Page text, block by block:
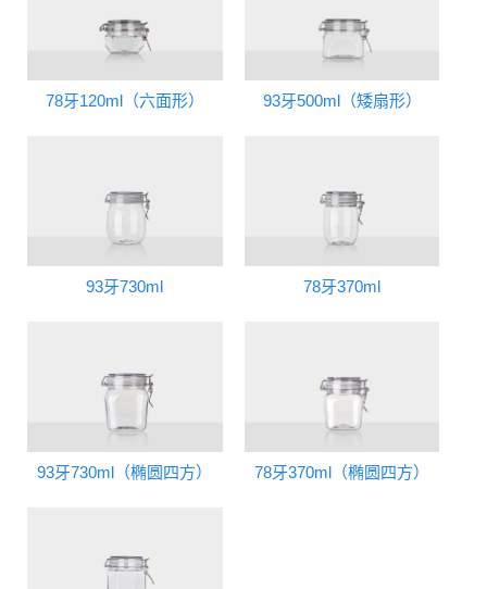
78牙120ml（六面形） 93牙500ml（矮扇形）
93牙730ml 78牙370ml
93牙730ml（椭圆四方） 78牙370ml（椭圆四方）